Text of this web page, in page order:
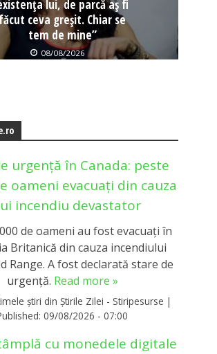
lui, de parcă aș fi
ceva greșit. Chiar se
tem de mine”
08/08/2026
urgență în Canada: peste
oameni evacuați din cauza
incendiu devastator
de oameni au fost evacuați în
Britanică din cauza incendiului
Range. A fost declarată stare de
urgență. Read more »
știri din Știrile Zilei - Stiripesurse |
09/08/2026 - 07:00
cu monedele digitale